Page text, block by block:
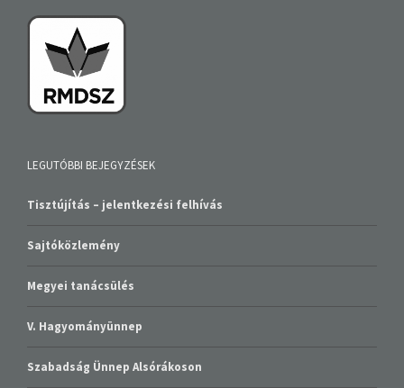
LEGUTÓBBI BEJEGYZÉSEK
Tisztújítás – jelentkezési felhívás
Sajtóközlemény
Megyei tanácsülés
V. Hagyományünnep
Szabadság Ünnep Alsórákoson